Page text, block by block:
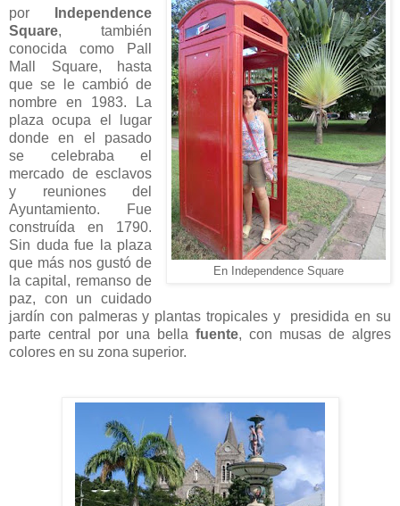
En Independence Square
por
Independence
Square, también
conocida como Pall
Mall Square, hasta
que se le cambió de
nombre en 1983. La
plaza ocupa el lugar
donde en el pasado
se celebraba el
mercado de esclavos
y reuniones del
Ayuntamiento. Fue
construída en 1790.
Sin duda fue la plaza
que más nos gustó de
la capital, remanso de
paz, con un cuidado
jardín con palmeras y plantas tropicales y presidida en su
parte central por una bella fuente, con musas de algres
colores en su zona superior.